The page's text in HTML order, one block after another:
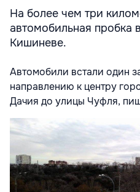
На более чем три
автомобильная пробка
Кишиневе.
Автомобили встали один
направлению к центру
Дачия до улицы Чуфля,